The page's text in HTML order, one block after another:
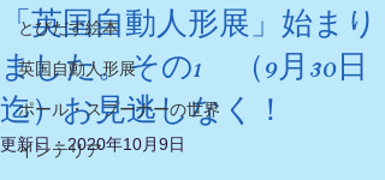
とびだす絵本
英国自動人形展
ポール・スプーナーの世界
インテリア
「英国自動人形展」始まり
ました。その1 （9月30日
迄）お見逃しなく！
更新日：2020年10月9日